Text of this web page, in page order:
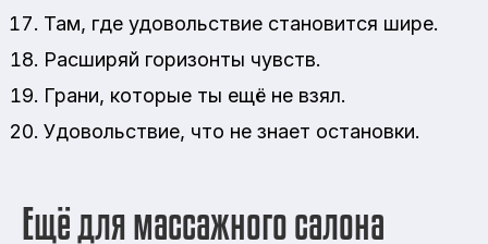
Там, где удовольствие становится шире.
Расширяй горизонты чувств.
Грани, которые ты ещё не взял.
Удовольствие, что не знает остановки.
Ещё для массажного салона